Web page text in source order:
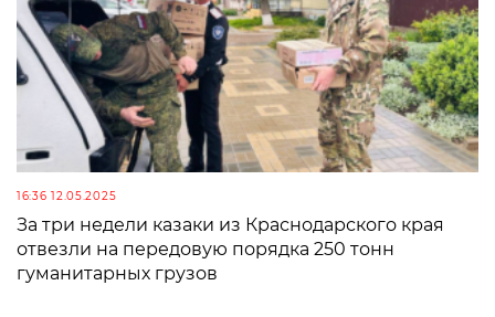
16:36 12.05.2025
За три недели казаки из Краснодарского края
отвезли на передовую порядка 250 тонн
гуманитарных грузов